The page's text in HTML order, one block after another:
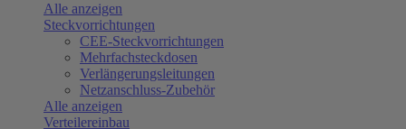
Alle anzeigen
Steckvorrichtungen
CEE-Steckvorrichtungen
Mehrfachsteckdosen
Verlängerungsleitungen
Netzanschluss-Zubehör
Alle anzeigen
Verteilereinbau